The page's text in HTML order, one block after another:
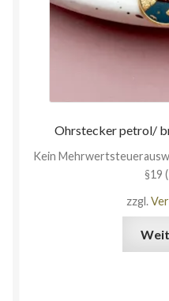
Ohrstecker petrol/
Kein
§19
zzgl.